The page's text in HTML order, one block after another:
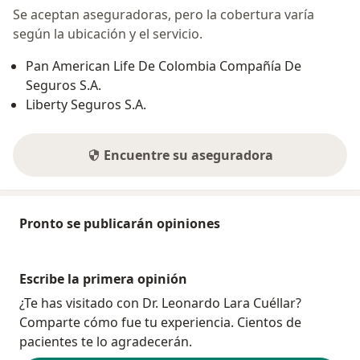
Curricular de los Programas de Post Grado en
Medicina Alternativa.
- Diplomado: ABC Aprendizaje basado en Conflictos
- Profesor Fundación Universitaria Luis G Páez año
2012.
LEONARDO LARA CUELLAR
desempeñado inicialmente como Medico Rural en la
Región del Putumayo, en la ciudad de Puerto Asís,
luego de ello trabaje como Médico Hospitalario y de
calle 100 por un período de un año, y posteriormente
como Medico de Consulta Externa General con la
empresa Colseguros E.P.S.
Por un periodo de cinco años estuve vinculado con la
Organización Colsanitas Internacional como Médico
Se aceptan aseguradoras, pero la cobertura varía
según la ubicación y el servicio.
Pan American Life De Colombia Compañía De
Seguros S.A.
Liberty Seguros S.A.
Encuentre su aseguradora
Pronto se publicarán opiniones
Escribe la primera opinión
¿Te has visitado con Dr. Leonardo Lara Cuéllar?
Comparte cómo fue tu experiencia. Cientos de
pacientes te lo agradecerán.